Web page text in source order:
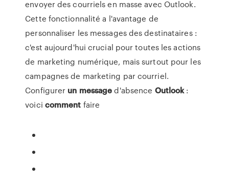
envoyer des courriels en masse avec Outlook.
Cette fonctionnalité a l'avantage de
personnaliser les messages des destinataires :
c'est aujourd'hui crucial pour toutes les actions
de marketing numérique, mais surtout pour les
campagnes de marketing par courriel.
Configurer un messaged'absence Outlook:
voici comment faire